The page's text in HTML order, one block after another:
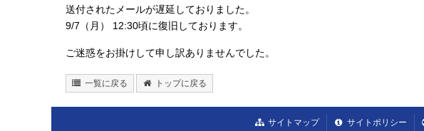
送付されたメールが遅延しておりました。
9/7（月） 12:30頃に復旧しております。
ご迷惑をお掛けして申し訳ありませんでした。
一覧に戻る トップに戻る
サイトマップ サイトポリシー